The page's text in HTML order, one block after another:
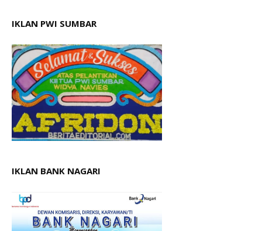
IKLAN PWI SUMBAR
IKLAN BANK NAGARI